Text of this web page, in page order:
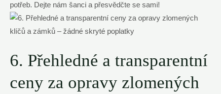
potřeb. Dejte nám šanci a přesvědčte se sami!
6. Přehledné a transparentní
ceny za opravy zlomených